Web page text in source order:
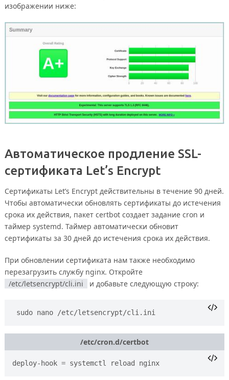
изображении ниже:
Автоматическое продление SSL-
сертификата Let’s Encrypt
Сертификаты Let’s Encrypt действительны в течение 90 дней.
Чтобы автоматически обновлять сертификаты до истечения
срока их действия, пакет certbot создает задание cron и
таймер systemd. Таймер автоматически обновит
сертификаты за 30 дней до истечения срока их действия.
При обновлении сертификата нам также необходимо
перезагрузить службу nginx. Откройте
/etc/letsencrypt/cli.ini
и добавьте следующую строку:
sudo nano /etc/letsencrypt/cli.ini
/etc/cron.d/certbot
deploy-hook = systemctl reload nginx